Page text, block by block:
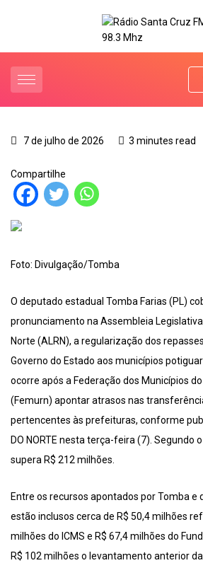
7 de julho de 2026 3 minutes read
Compartilhe
Foto: Divulgação/Tomba
O deputado estadual Tomba Farias (PL)
pronunciamento na Assembleia Legislativa
Norte (ALRN), a regularização dos
Governo do Estado aos municípios
ocorre após a Federação dos Municípios
(Femurn) apontar atrasos nas
pertencentes às prefeituras, conforme
DO NORTE nesta terça-feira (7). Segundo
supera R$ 212 milhões.
Entre os recursos apontados por Tomba e
estão inclusos cerca de R$ 50,4 milhões
milhões do ICMS e R$ 67,4 milhões do
R$ 102 milhões o levantamento anterior